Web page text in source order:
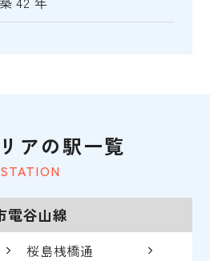
STATION
アの駅一覧
電谷山線
桜島桟橋通